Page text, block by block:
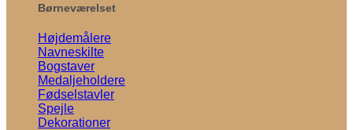
Børneværelset
Højdemålere
Navneskilte
Bogstaver
Medaljeholdere
Fødselstavler
Spejle
Dekorationer